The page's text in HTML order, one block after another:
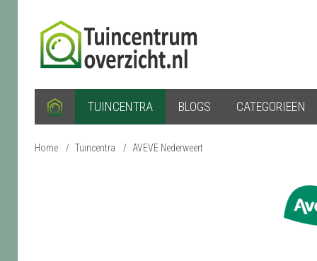
TUINCENTRA BLOGS CATEGORIEËN
Home / Tuincentra / AVEVE Nederweert